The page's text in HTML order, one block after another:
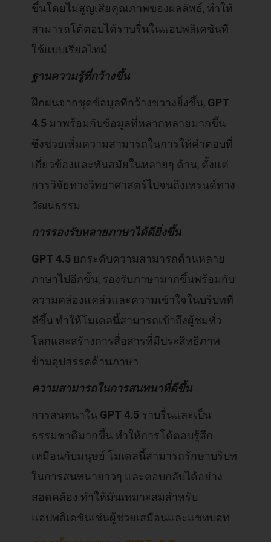
ขึ้นโดยไม่สูญเสียคุณภาพของผลลัพธ์, ทำให้
สามารถโต้ตอบได้ราบรื่นในแอปพลิเคชันที่
ใช้แบบเรียลไทม์
ฐานความรู้ที่กว้างขึ้น
ฝึกฝนจากชุดข้อมูลที่กว้างขวางยิ่งขึ้น, GPT
4.5 มาพร้อมกับข้อมูลที่หลากหลายมากขึ้น
ซึ่งช่วยเพิ่มความสามารถในการให้คำตอบที่
เกี่ยวข้องและทันสมัยในหลายๆ ด้าน, ตั้งแต่
การวิจัยทางวิทยาศาสตร์ไปจนถึงเทรนด์ทาง
วัฒนธรรม
การรองรับหลายภาษาได้ดียิ่งขึ้น
GPT 4.5 ยกระดับความสามารถด้านหลาย
ภาษาไปอีกขั้น, รองรับภาษามากขึ้นพร้อมกับ
ความคล่องแคล่วและความเข้าใจในบริบทที่
ดีขึ้น ทำให้โมเดลนี้สามารถเข้าถึงผู้ชมทั่ว
โลกและสร้างการสื่อสารที่มีประสิทธิภาพ
ข้ามอุปสรรคด้านภาษา
ความสามารถในการสนทนาที่ดีขึ้น
การสนทนาใน GPT 4.5 ราบรื่นและเป็น
ธรรมชาติมากขึ้น ทำให้การโต้ตอบรู้สึก
เหมือนกับมนุษย์ โมเดลนี้สามารถรักษาบริบท
ในการสนทนายาวๆ และตอบกลับได้อย่าง
สอดคล้อง ทำให้มันเหมาะสมสำหรับ
แอปพลิเคชันเช่นผู้ช่วยเสมือนและแชทบอท